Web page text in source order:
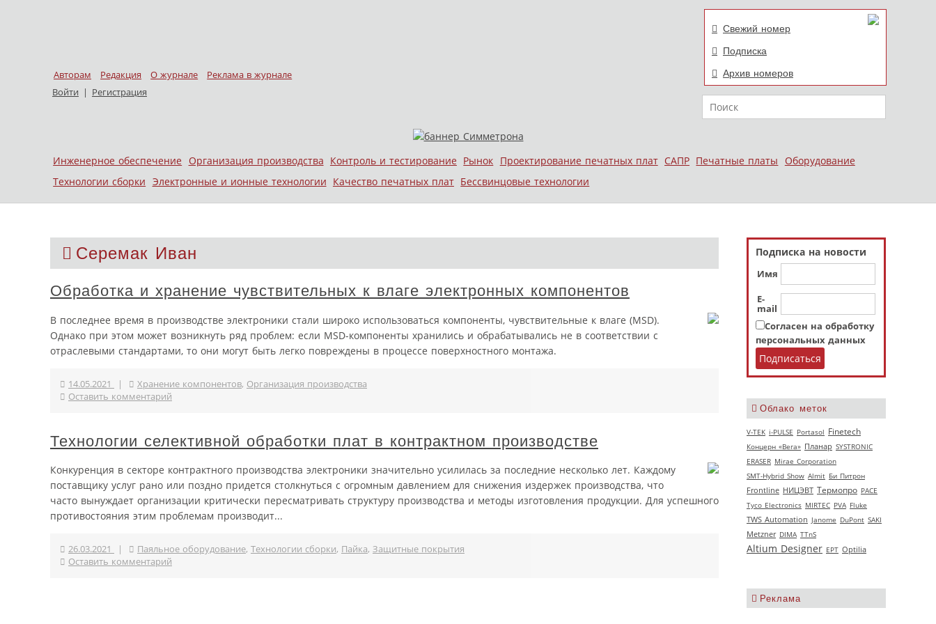
Авторам Редакция О журнале
Реклама в журнале
Войти | Регистрация
Свежий номер
Подписка
Архив номеров
Поиск
Меню
Skip to content
Инженерное обеспечение Организация производства Контроль и тестирование Рынок Проектирование печатных плат САПР Печатные платы
Оборудование
Технологии сборки Электронные и ионные технологии Качество печатных плат Бессвинцовые технологии
Подписка на новости
Имя
E-
mail
Согласен на обработку
персональных данных
Облако меток
V‑TEK i-PULSE Portasol Finetech
Концерн «Вега» Планар SYSTRONIC
ERASER Mirae Corporation
SMT-Hybrid Show Almit Би Питрон
Frontline НИЦЭВТ Термопро РАСЕ
Tyco Electronics MIRTEC PVA Fluke
TWS Automation Janome DuPont SAKI
Metzner DIMA TTnS
Altium Designer EPT Optilia
Реклама
Серемак Иван
Обработка и хранение чувствительных к влаге электронных компонентов
В последнее время в производстве электроники стали широко использоваться компоненты, чувствительные к влаге (MSD).
Однако при этом может возникнуть ряд проблем: если MSD-компоненты хранились и обрабатывались не в соответствии с
отраслевыми стандартами, то они могут быть легко повреждены в процессе поверхностного монтажа.
14.05.2021 | Хранение компонентов, Организация производства
Оставить комментарий
Технологии селективной обработки плат в контрактном производстве
Конкуренция в секторе контрактного производства электроники значительно усилилась за последние несколько лет. Каждому
поставщику услуг рано или поздно придется столкнуться с огромным давлением для снижения издержек производства, что
часто вынуждает организации критически пересматривать структуру производства и методы изготовления продукции. Для успешного
противостояния этим проблемам производит...
26.03.2021 Паяльное оборудование, Технологии сборки, Пайка, Защитные покрытия
Оставить комментарий